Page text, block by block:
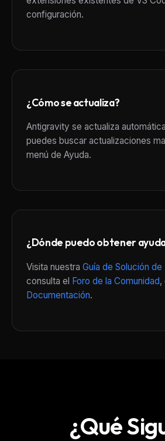
configuración.
¿Cómo se actualiza?
Antigravity se actualiza
puedes buscar actualizaciones
menú de Ayuda.
¿Dónde puedo obtener
Visita nuestra Guía de Solución
consulta el Foro de la Comunidad,
Documentación.
¿Qué